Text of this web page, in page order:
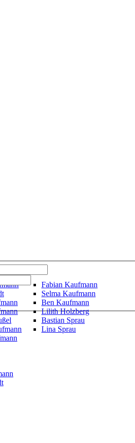
Fabian Kaufmann
Selma Kaufmann
Ben Kaufmann
Lilith Holzberg
Bastian Sprau
Lina Sprau